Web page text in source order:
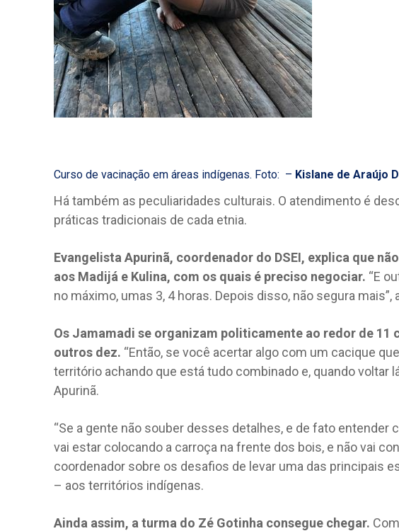
Curso de vacinação em áreas indígenas. Foto: – Kislane de Araújo
Há também as peculiaridades culturais. O atendimento é
práticas tradicionais de cada etnia.
Evangelista Apurinã, coordenador do DSEI, explica que
aos Madijá e Kulina, com os quais é preciso negociar. “E
no máximo, umas 3, 4 horas. Depois disso, não segura mais”,
Os Jamamadi se organizam politicamente ao redor de 11
outros dez. “Então, se você acertar algo com um cacique
território achando que está tudo combinado e, quando voltar
Apurinã.
“Se a gente não souber desses detalhes, e de fato entender
vai estar colocando a carroça na frente dos bois, e não vai
coordenador sobre os desafios de levar uma das principais
– aos territórios indígenas.
Ainda assim, a turma do Zé Gotinha consegue chegar.